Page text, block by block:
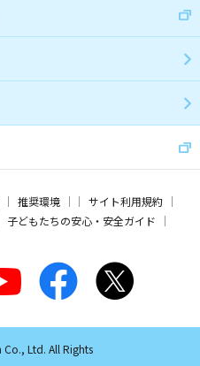
推奨環境
サイト利用規約
子どもたちの安心・安全ガイド
Ltd. All Rights